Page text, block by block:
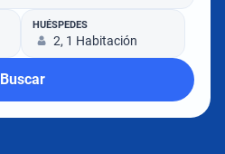
HUÉSPEDES
2, 1 Habitación
Buscar